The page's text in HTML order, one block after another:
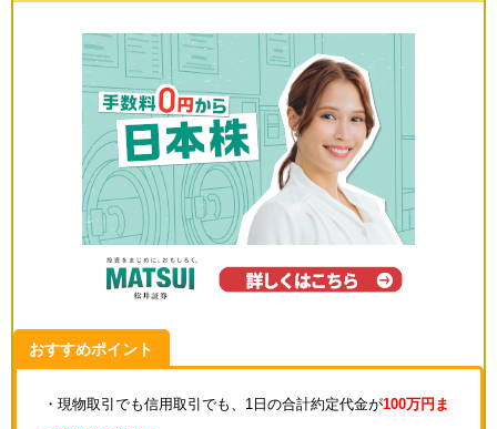
おすすめポイント
・現物取引でも信用取引でも、1日の合計約定代金が100万円ま